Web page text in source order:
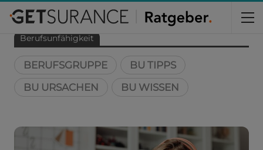
Home Berufsunfähigkeit
Berufsunfähigkeit
BERUFSGRUPPE
BU TIPPS
BU URSACHEN
BU WISSEN